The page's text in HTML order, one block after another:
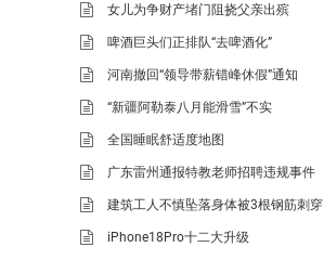
女儿为争财产堵门阻挠父亲出殡
啤酒巨头们正排队“去啤酒化”
河南撤回“领导带薪错峰休假”通知
“新疆阿勒泰八月能滑雪”不实
全国睡眠舒适度地图
广东雷州通报特教老师招聘违规事件
建筑工人不慎坠落身体被3根钢筋刺穿
iPhone18Pro十二大升级